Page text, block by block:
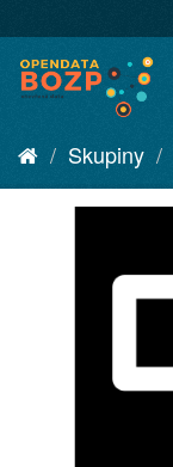
Skupiny